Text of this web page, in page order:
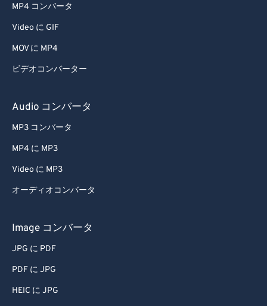
MP4 コンバータ
Video に GIF
MOV に MP4
ビデオコンバーター
Audio コンバータ
MP3 コンバータ
MP4 に MP3
Video に MP3
オーディオコンバータ
Image コンバータ
JPG に PDF
PDF に JPG
HEIC に JPG